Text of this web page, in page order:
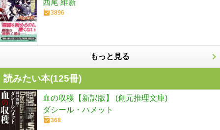
西尾 維新
3896
もっと見る
読みたい本(125冊)
血の収穫【新訳版】 (創元推理文庫)
ダシール・ハメット
368